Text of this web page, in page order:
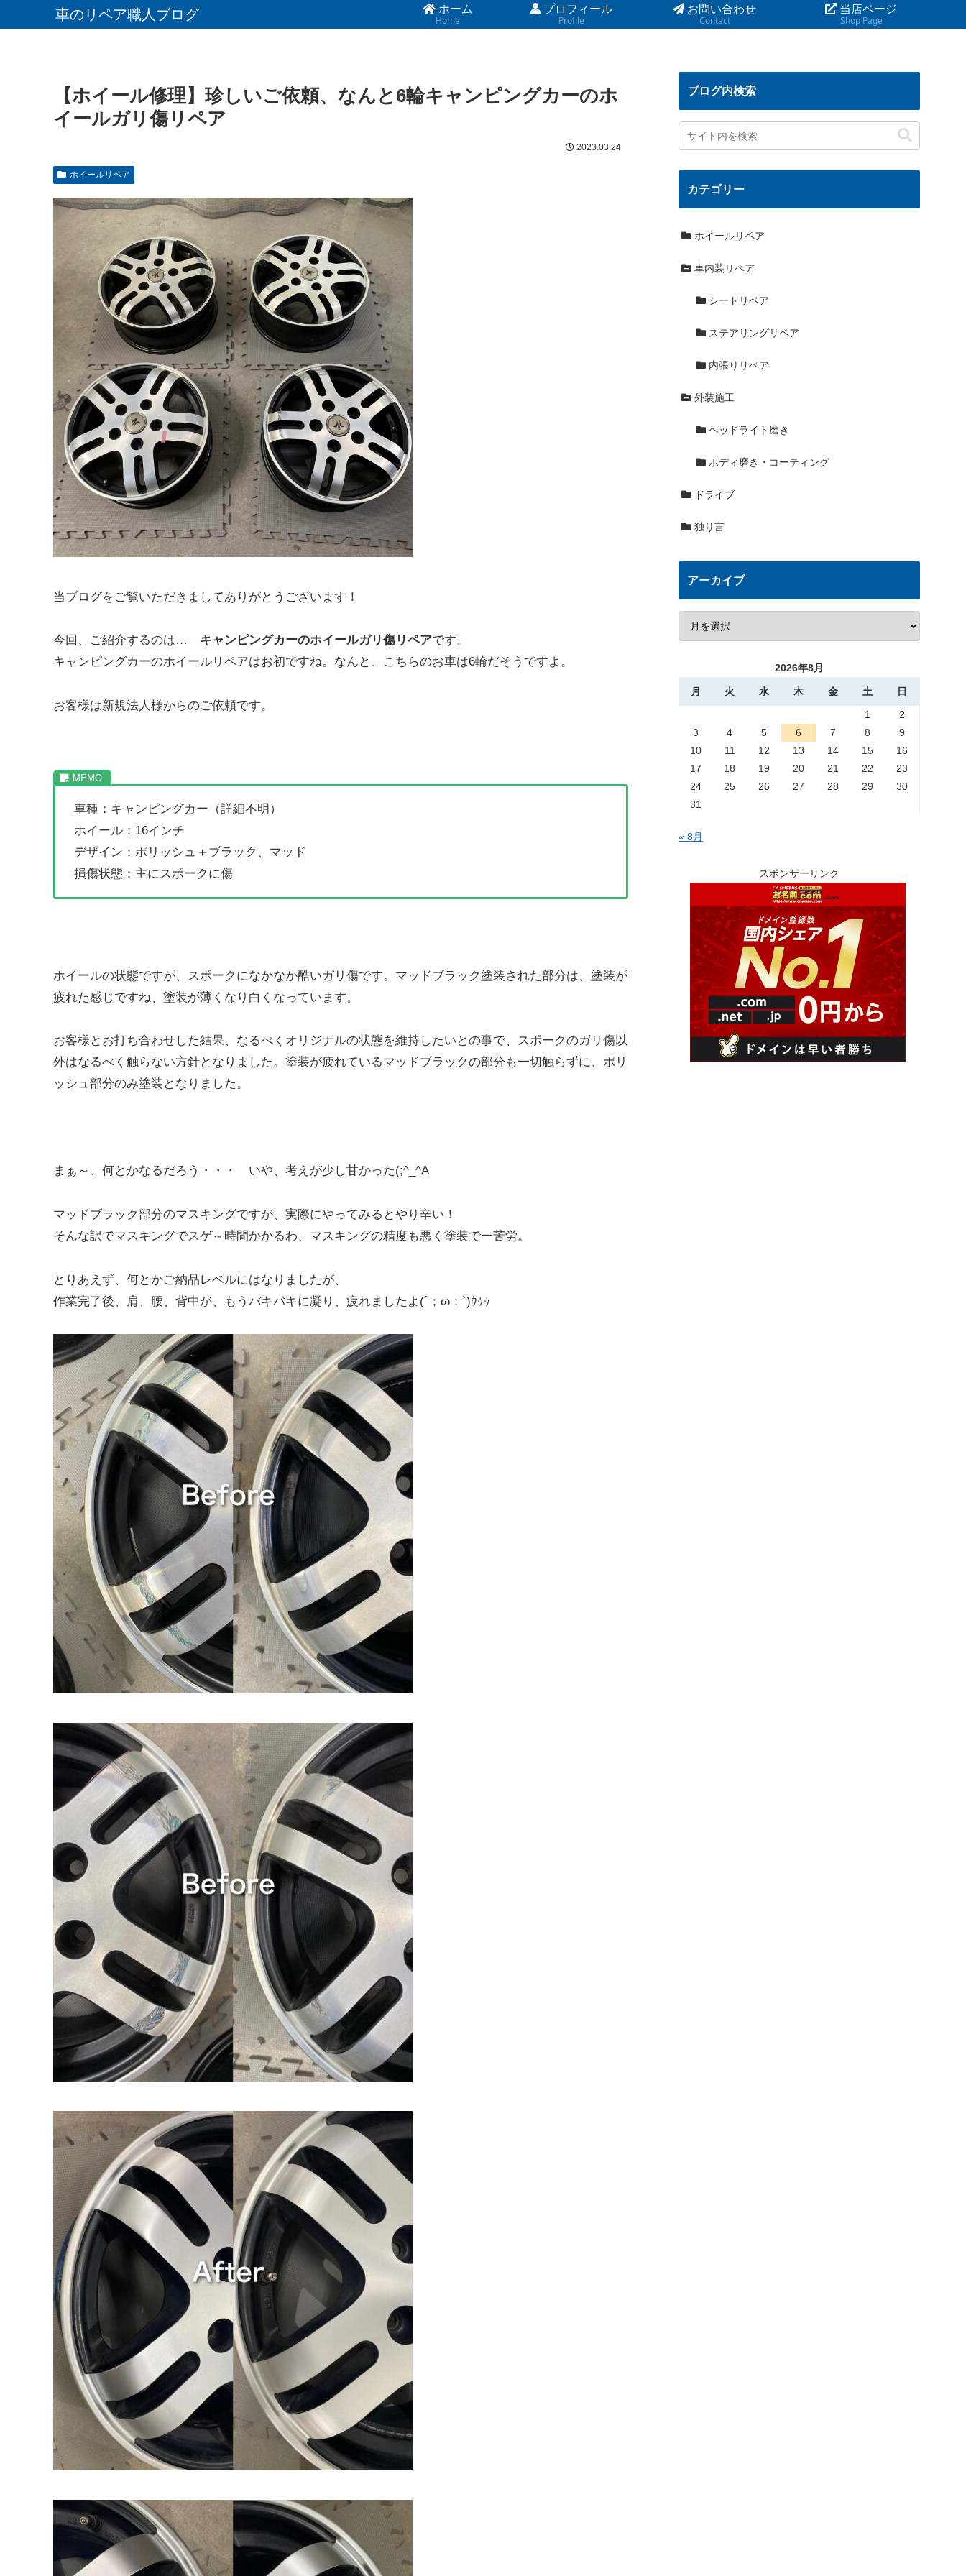
車のリペア職人ブログ
ホーム
Home
プロフィール
Profile
お問い合わせ
Contact
当店ページ
Shop Page
【ホイール修理】珍しいご依頼、なんと6輪キャンピングカーのホ
イールガリ傷リペア
2023.03.24
ホイールリペア
当ブログをご覧いただきましてありがとうございます！
今回、ご紹介するのは… キャンピングカーのホイールガリ傷リペアです。
キャンピングカーのホイールリペアはお初ですね。なんと、こちらのお車は6輪だそうですよ。
お客様は新規法人様からのご依頼です。
車種：キャンピングカー（詳細不明）
ホイール：16インチ
デザイン：ポリッシュ＋ブラック、マッド
損傷状態：主にスポークに傷
ホイールの状態ですが、スポークになかなか酷いガリ傷です。マッドブラック塗装された部分は、塗装が
疲れた感じですね、塗装が薄くなり白くなっています。
お客様とお打ち合わせした結果、なるべくオリジナルの状態を維持したいとの事で、スポークのガリ傷以
外はなるべく触らない方針となりました。塗装が疲れているマッドブラックの部分も一切触らずに、ポリ
ッシュ部分のみ塗装となりました。
まぁ～、何とかなるだろう・・・ いや、考えが少し甘かった(;^_^A
マッドブラック部分のマスキングですが、実際にやってみるとやり辛い！
そんな訳でマスキングでスゲ～時間かかるわ、マスキングの精度も悪く塗装で一苦労。
とりあえず、何とかご納品レベルにはなりましたが、
作業完了後、肩、腰、背中が、もうバキバキに凝り、疲れましたよ(´；ω；`)ｳｩｩ
ブログ内検索
カテゴリー
ホイールリペア
車内装リペア
シートリペア
ステアリングリペア
内張りリペア
外装施工
ヘッドライト磨き
ボディ磨き・コーティング
ドライブ
独り言
アーカイブ
2026年8月
月 火 水 木 金 土
日
1
2
3
4 5 6 7 8
9
10
11 12 13 14 15
16
17
18 19 20 21 22
23
24
25 26 27 28 29
30
31
« 8月
スポンサーリンク